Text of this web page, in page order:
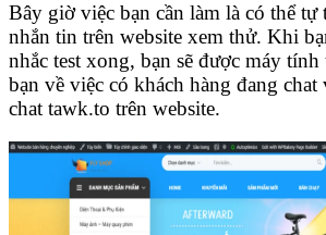
Bây giờ việc bạn cần làm là có thể
nhắn tin trên website xem thử. Khi
nhắc test xong, bạn sẽ được máy
bạn về việc có khách hàng đang chat
chat tawk.to trên website.